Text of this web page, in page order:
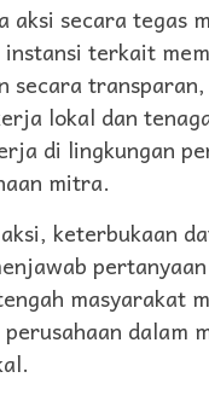
aksi secara tegas
terkait
secara
lokal dan
di lingkungan
mitra.
keterbukaan
masyarakat
dalam